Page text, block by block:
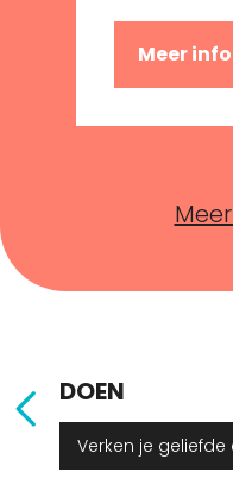
Meer info
DOEN
Verken je geliefde